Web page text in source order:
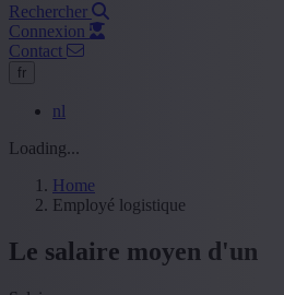
Rechercher
Connexion
Contact
fr
nl
Loading...
Home
Employé logistique
Le salaire moyen d'un